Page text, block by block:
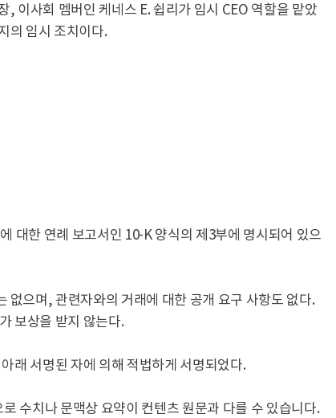
이사회 멤버인 케네스 E. 쉽리가 임시 CEO 역할을 맡았
의 임시 조치이다.
대한 연례 보고서인 10-K 양식의 제3부에 명시되어 있으
없으며, 관련자와의 거래에 대한 공개 요구 사항도 없다.
보상을 받지 않는다.
래 서명된 자에 의해 적법하게 서명되었다.
수치나 문맥상 요약이 컨텐츠 원문과 다를 수 있습니다.